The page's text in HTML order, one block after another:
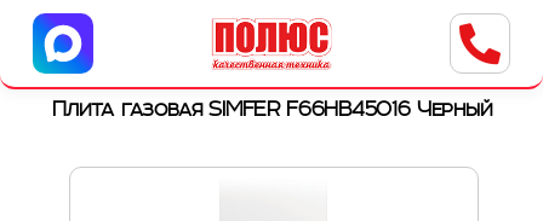
Центр бытовой техники
г. Ульяновск, ул. Пушкарева, 8a
Плита газовая SIMFER F66HB45016 Черный